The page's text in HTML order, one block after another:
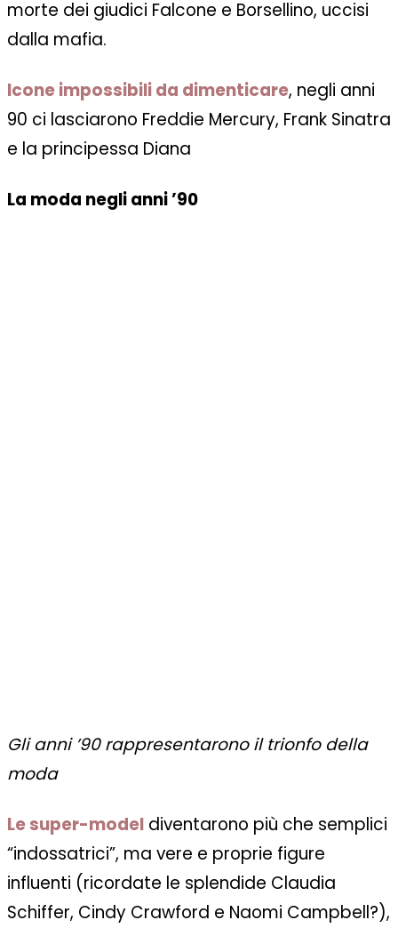
morte dei giudici Falcone e Borsellino, uccisi
dalla mafia.
Icone impossibili da dimenticare, negli anni
90 ci lasciarono Freddie Mercury, Frank Sinatra
e la principessa Diana
La moda negli anni ’90
Gli anni ’90 rappresentarono il trionfo della
moda
Le super-model diventarono più che semplici
“indossatrici”, ma vere e proprie figure
influenti (ricordate le splendide Claudia
Schiffer, Cindy Crawford e Naomi Campbell?),